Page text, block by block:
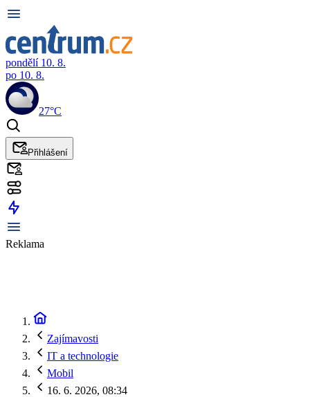
pondělí 10. 8.
po 10. 8.
27°C
Přihlášení
Reklama
Zajímavosti
IT a technologie
Mobil
16. 6. 2026, 08:34